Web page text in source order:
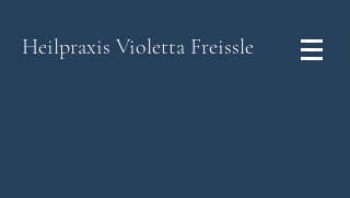
Heilpraxis Violetta Freissle